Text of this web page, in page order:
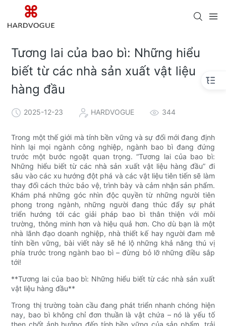
Tương lai của bao bì: Những hiểu
biết từ các nhà sản xuất vật liệu
hàng đầu
2025-12-23 HARDVOGUE 344
Trong một thế giới mà tính bền vững và sự đổi mới đang định
hình lại mọi ngành công nghiệp, ngành bao bì đang đứng
trước một bước ngoặt quan trọng. “Tương lai của bao bì:
Những hiểu biết từ các nhà sản xuất vật liệu hàng đầu” đi
sâu vào các xu hướng đột phá và các vật liệu tiên tiến sẽ làm
thay đổi cách thức bảo vệ, trình bày và cảm nhận sản phẩm.
Khám phá những góc nhìn độc quyền từ những người tiên
phong trong ngành, những người đang thúc đẩy sự phát
triển hướng tới các giải pháp bao bì thân thiện với môi
trường, thông minh hơn và hiệu quả hơn. Cho dù bạn là một
nhà lãnh đạo doanh nghiệp, nhà thiết kế hay người đam mê
tính bền vững, bài viết này sẽ hé lộ những khả năng thú vị
phía trước trong ngành bao bì – đừng bỏ lỡ những điều sắp
tới!
**Tương lai của bao bì: Những hiểu biết từ các nhà sản xuất
vật liệu hàng đầu**
Trong thị trường toàn cầu đang phát triển nhanh chóng hiện
nay, bao bì không chỉ đơn thuần là vật chứa – nó là yếu tố
then chốt ảnh hưởng đến tính bền vững của sản phẩm, trải